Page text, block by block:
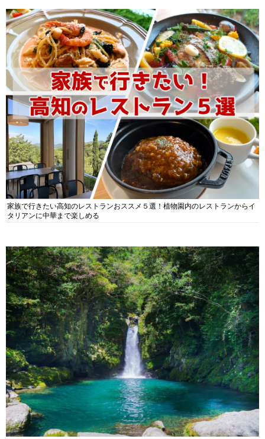
家族で行きたい高知のレストランおススメ５選！植物園内のレストランからイ
タリアンに中華まで楽しめる